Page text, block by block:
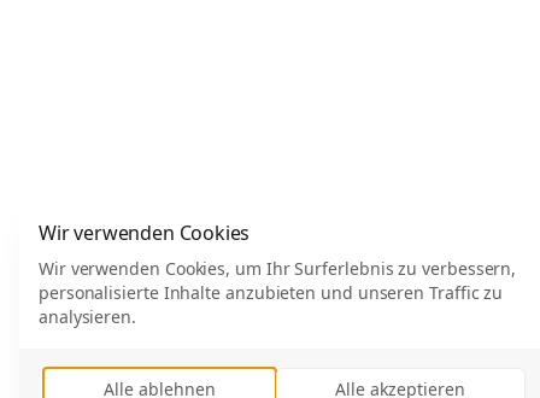
Wir verwenden Cookies
Wir verwenden Cookies, um Ihr Surferlebnis zu verbessern,
personalisierte Inhalte anzubieten und unseren Traffic zu
analysieren.
Alle ablehnen Alle akzeptieren